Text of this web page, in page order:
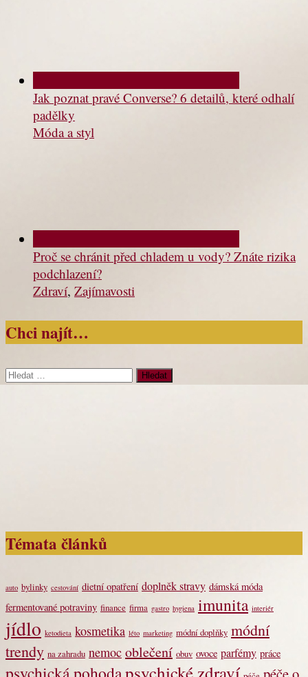
Jak poznat pravé Converse? 6 detailů, které odhalí
padělky
Móda a styl
Proč se chránit před chladem u vody? Znáte rizika
podchlazení?
Zdraví, Zajímavosti
Chci najít…
Vyhledávání
Témata článků
auto bylinky cestování dietní opatření doplněk stravy dámská móda
fermentované potraviny finance firma gastro hygiena imunita interiér
jídlo ketodieta kosmetika léto marketing módní doplňky módní
trendy na zahradu nemoc oblečení obuv ovoce parfémy práce